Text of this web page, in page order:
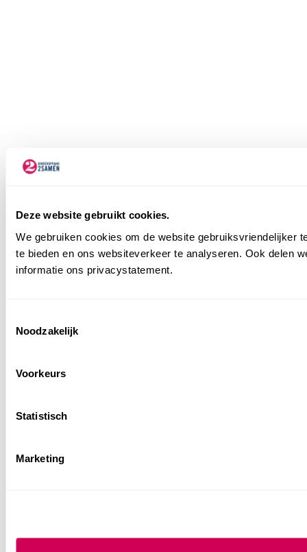
Deze website gebruikt cookies.
We gebruiken cookies om de website gebruiksvriendelijker
te bieden en ons websiteverkeer te analyseren. Ook delen
informatie ons privacystatement.
Selection
Noodzakelijk
Voorkeurs
Statistisch
Marketing